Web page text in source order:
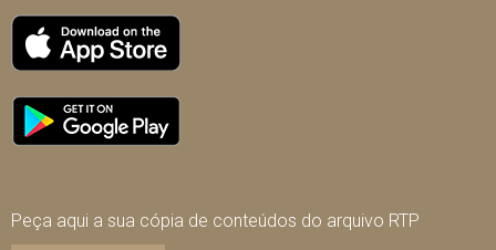
Peça aqui a sua cópia de conteúdos do arquivo RTP